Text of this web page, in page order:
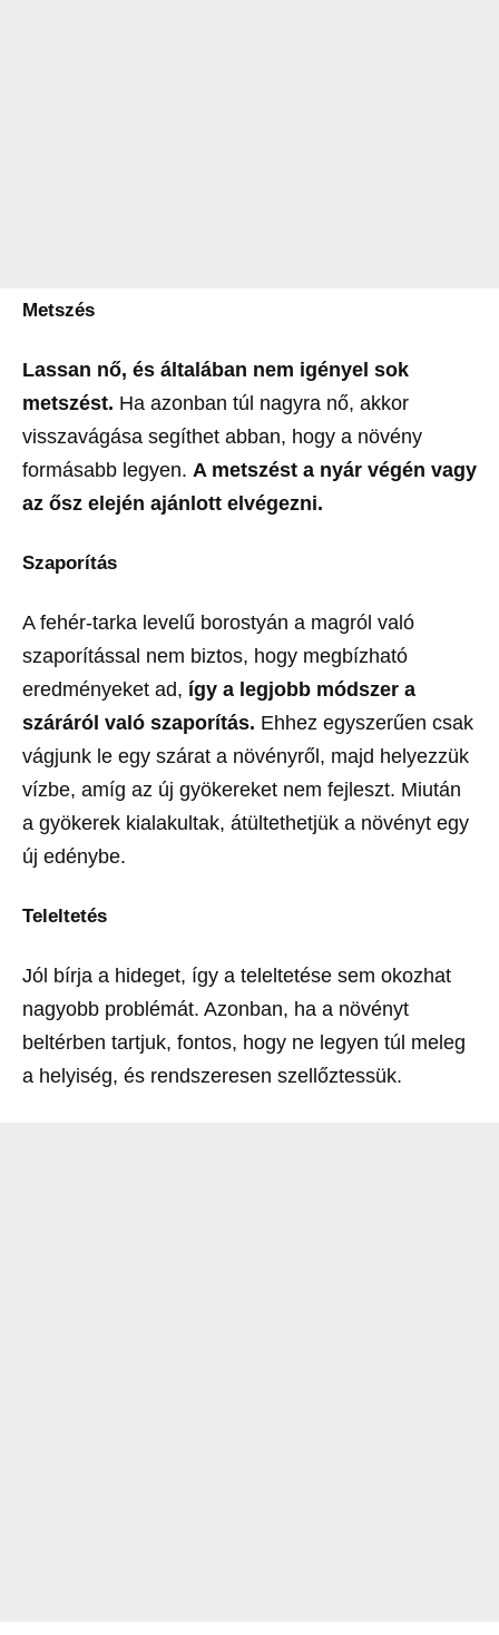
Metszés
Lassan nő, és általában nem igényel sok
metszést. Ha azonban túl nagyra nő, akkor
visszavágása segíthet abban, hogy a növény
formásabb legyen. A metszést a nyár végén vagy
az ősz elején ajánlott elvégezni.
Szaporítás
A fehér-tarka levelű borostyán a magról való
szaporítással nem biztos, hogy megbízható
eredményeket ad, így a legjobb módszer a
száráról való szaporítás. Ehhez egyszerűen csak
vágjunk le egy szárat a növényről, majd helyezzük
vízbe, amíg az új gyökereket nem fejleszt. Miután
a gyökerek kialakultak, átültethetjük a növényt egy
új edénybe.
Teleltetés
Jól bírja a hideget, így a teleltetése sem okozhat
nagyobb problémát. Azonban, ha a növényt
beltérben tartjuk, fontos, hogy ne legyen túl meleg
a helyiség, és rendszeresen szellőztessük.